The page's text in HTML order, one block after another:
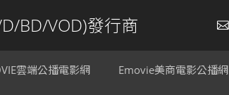
BD/VOD)發行商
雲端公播電影網 Emovie美商電影公播網